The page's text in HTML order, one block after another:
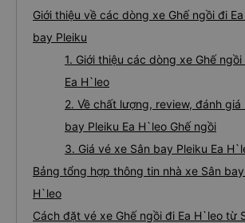
Giới thiệu về các dòng xe Ghế ngồi đi
bay Pleiku
1. Giới thiệu các dòng xe Ghế
Ea H`leo
2. Về chất lượng, review, đánh giá
bay Pleiku Ea H`leo Ghế ngồi
3. Giá vé xe Sân bay Pleiku Ea
Bảng tổng hợp thông tin nhà xe Sân
H`leo
Cách đặt vé xe Ghế ngồi đi Ea H`leo từ